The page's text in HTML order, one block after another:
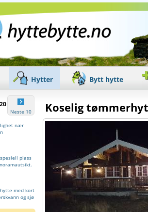
Hytter Bytt hytte
Neste 10
nær
plass
med kort
og sjø
Koselig